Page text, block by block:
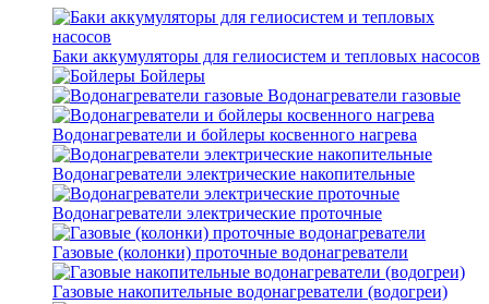
Баки аккумуляторы для гелиосистем и тепловых насосов
Бойлеры
Водонагреватели газовые
Водонагреватели и бойлеры косвенного нагрева
Водонагреватели электрические накопительные
Водонагреватели электрические проточные
Газовые (колонки) проточные водонагреватели
Газовые накопительные водонагреватели (водогреи)